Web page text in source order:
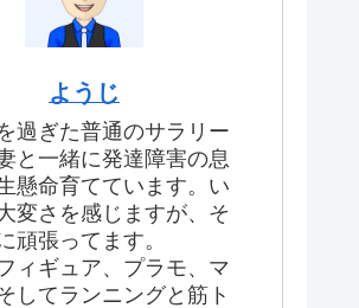
ようじ
過ぎた普通のサラリー
と一緒に発達障害の息
懸命育てています。い
変さを感じますが、そ
頑張ってます。
ィギュア、プラモ、マ
してランニングと筋ト